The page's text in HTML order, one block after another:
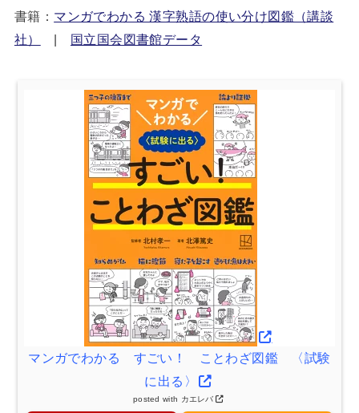
書籍： マンガでわかる 漢字熟語の使い分け図鑑（講談
社）
| 国立国会図書館データ
マンガでわかる すごい！ ことわざ図鑑 〈試験
に出る〉
posted with カエレバ